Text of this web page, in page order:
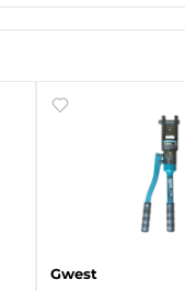
Gwest